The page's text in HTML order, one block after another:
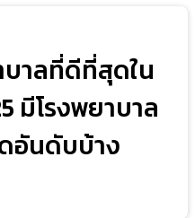
บาลที่ดีที่สุดใน
มีโรงพยาบาล
อันดับบ้าง